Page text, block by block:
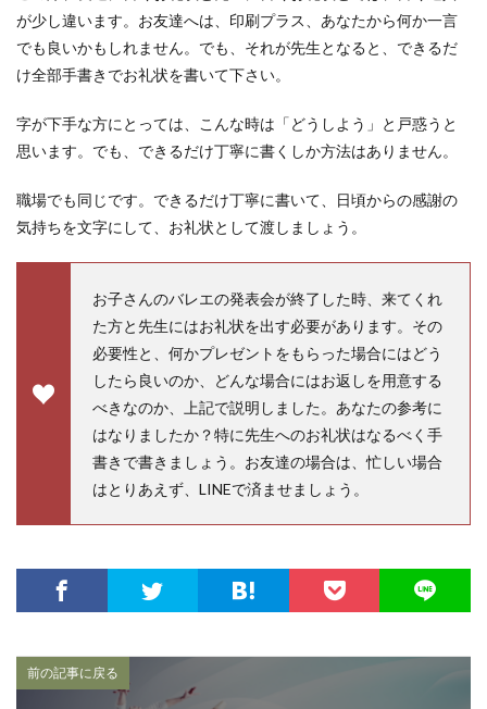
が少し違います。お友達へは、印刷プラス、あなたから何か一言
でも良いかもしれません。でも、それが先生となると、できるだ
け全部手書きでお礼状を書いて下さい。
字が下手な方にとっては、こんな時は「どうしよう」と戸惑うと
思います。でも、できるだけ丁寧に書くしか方法はありません。
職場でも同じです。できるだけ丁寧に書いて、日頃からの感謝の
気持ちを文字にして、お礼状として渡しましょう。
お子さんのバレエの発表会が終了した時、来てくれ
た方と先生にはお礼状を出す必要があります。その
必要性と、何かプレゼントをもらった場合にはどう
したら良いのか、どんな場合にはお返しを用意する
べきなのか、上記で説明しました。あなたの参考に
はなりましたか？特に先生へのお礼状はなるべく手
書きで書きましょう。お友達の場合は、忙しい場合
はとりあえず、LINEで済ませましょう。
前の記事に戻る